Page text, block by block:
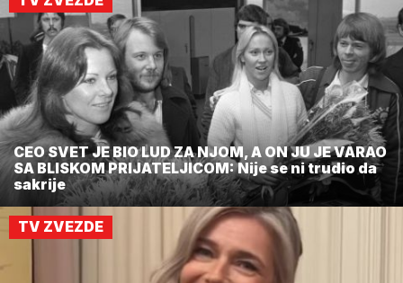
CEO SVET JE BIO LUD ZA NJOM, A ON JU JE VARAO
SA BLISKOM PRIJATELJICOM: Nije se ni trudio da
sakrije
TV ZVEZDE